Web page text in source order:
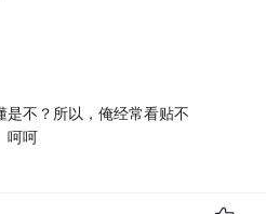
是不？所以，俺经常看贴不
呵呵